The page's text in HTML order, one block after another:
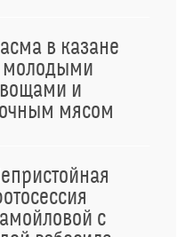
в казане
молодыми
и
мясом
с